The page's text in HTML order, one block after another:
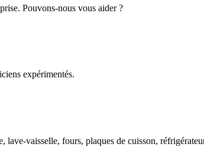
Pouvons-nous vous aider ?
expérimentés.
vaisselle, fours, plaques de cuisson,